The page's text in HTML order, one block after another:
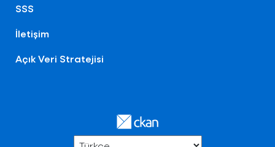
SSS
İletişim
Açık Veri Stratejisi